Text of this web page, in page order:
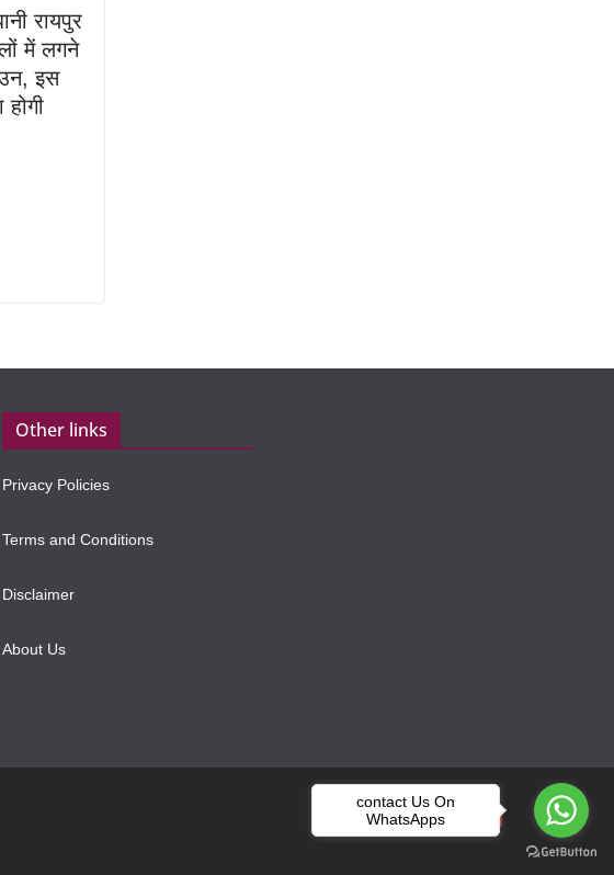
रायपुर
में लगने
इस
Other links
Privacy Policies
Terms and Conditions
Disclaimer
About Us
contact Us On
WhatsApps